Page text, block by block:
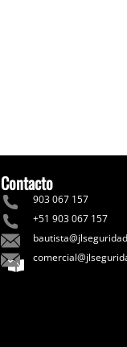
Contacto
903 067 157
+51 903 067 157